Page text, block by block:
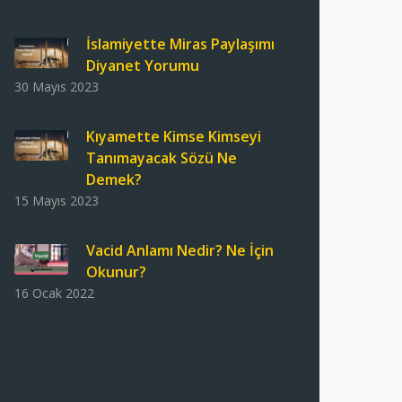
İslamiyette Miras Paylaşımı
Diyanet Yorumu
30 Mayıs 2023
Kıyamette Kimse Kimseyi
Tanımayacak Sözü Ne
Demek?
15 Mayıs 2023
Vacid Anlamı Nedir? Ne İçin
Okunur?
16 Ocak 2022